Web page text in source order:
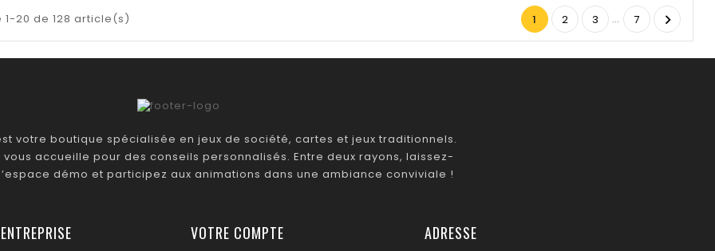
20 de 128 article(s) 1 2 3 … 7 
votre boutique spécialisée en jeux de société, cartes et jeux traditionnels.
vous accueille pour des conseils personnalisés. Entre deux rayons, laissez-
démo et participez aux animations dans une ambiance conviviale !
VOTRE COMPTE ADRESSE